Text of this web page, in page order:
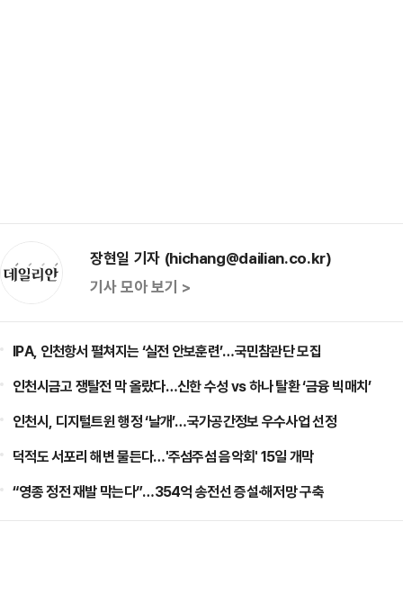
장현일 기자 (hichang@dailian.co.kr)
기사 모아 보기 >
IPA, 인천항서 펼쳐지는 ‘실전 안보훈련’…국민참관단 모집
인천시금고 쟁탈전 막 올랐다…신한 수성 vs 하나 탈환 ‘금융 빅매치’
인천시, 디지털트윈 행정 ‘날개’…국가공간정보 우수사업 선정
덕적도 서포리 해변 물든다…'주섬주섬 음악회' 15일 개막
“영종 정전 재발 막는다”…354억 송전선 증설·해저망 구축